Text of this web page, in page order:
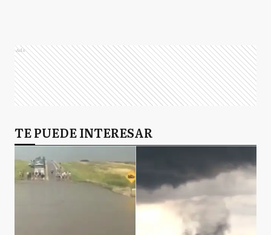
Ads
TE PUEDE INTERESAR